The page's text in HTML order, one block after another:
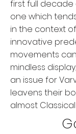
first full
one which
in the context
innovative
movements
mindless
an issue for
leavens their
almost